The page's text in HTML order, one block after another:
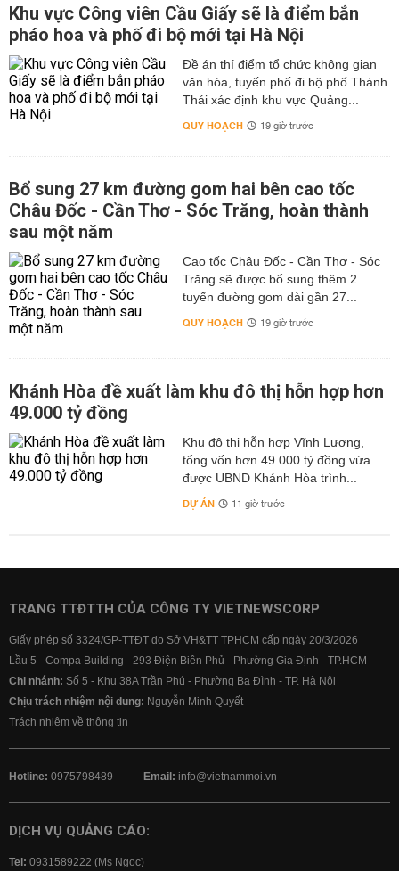
Khu vực Công viên Cầu Giấy sẽ là điểm bắn
pháo hoa và phố đi bộ mới tại Hà Nội
Đề án thí điểm tổ chức không gian
văn hóa, tuyến phố đi bộ phố Thành
Thái xác định khu vực Quảng...
QUY HOẠCH 19 giờ trước
Bổ sung 27 km đường gom hai bên cao tốc
Châu Đốc - Cần Thơ - Sóc Trăng, hoàn thành
sau một năm
Cao tốc Châu Đốc - Cần Thơ - Sóc
Trăng sẽ được bổ sung thêm 2
tuyến đường gom dài gần 27...
QUY HOẠCH 19 giờ trước
Khánh Hòa đề xuất làm khu đô thị hỗn hợp hơn
49.000 tỷ đồng
Khu đô thị hỗn hợp Vĩnh Lương,
tổng vốn hơn 49.000 tỷ đồng vừa
được UBND Khánh Hòa trình...
DỰ ÁN 11 giờ trước
TRANG TTĐTTH CỦA CÔNG TY VIETNEWSCORP
Giấy phép số 3324/GP-TTĐT do Sở VH&TT TPHCM cấp ngày 20/3/2026
Lầu 5 - Compa Building - 293 Điện Biên Phủ - Phường Gia Định - TP.HCM
Chi nhánh: Số 5 - Khu 38A Trần Phú - Phường Ba Đình - TP. Hà Nội
Chịu trách nhiệm nội dung: Nguyễn Minh Quyết
Trách nhiệm về thông tin
Hotline: 0975798489 Email: info@vietnammoi.vn
DỊCH VỤ QUẢNG CÁO:
Tel: 0931589222 (Ms Ngọc)